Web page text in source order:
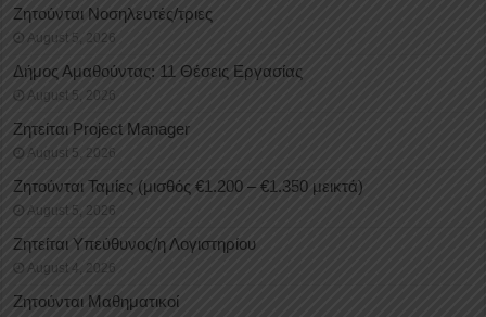
Ζητούνται Νοσηλευτές/τριες
August 5, 2026
Δήμος Αμαθούντας: 11 Θέσεις Εργασίας
August 5, 2026
Ζητείται Project Manager
August 5, 2026
Ζητούνται Ταμίες (μισθός €1.200 – €1.350 μεικτά)
August 5, 2026
Ζητείται Υπεύθυνος/η Λογιστηρίου
August 4, 2026
Ζητούνται Μαθηματικοί